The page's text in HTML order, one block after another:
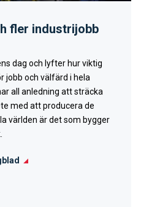
fler industrijobb
dag och lyfter hur viktig
jobb och välfärd i hela
all anledning att sträcka
med att producera de
världen är det som bygger